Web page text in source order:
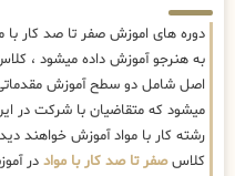
دوره های اموزش صفر تا صد کار با
به هنرجو آموزش داده میشود ،
اصل شامل دو سطح آموزش
رشته کار با مواد آموزش خواهند
کلاسصفر تا صد کار با مواد در